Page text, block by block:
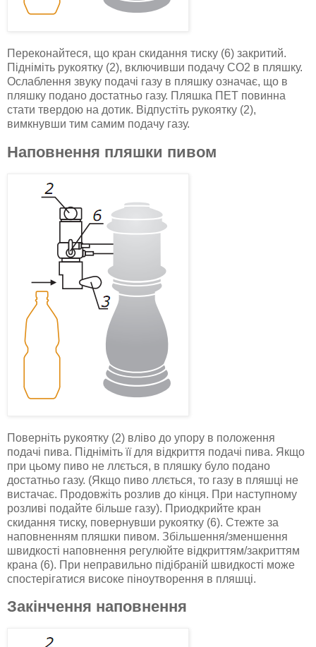
Переконайтеся, що кран скидання тиску (6) закритий.
Підніміть рукоятку (2), включивши подачу CO2 в пляшку.
Ослаблення звуку подачі газу в пляшку означає, що в
пляшку подано достатньо газу. Пляшка ПЕТ повинна
стати твердою на дотик. Відпустіть рукоятку (2),
вимкнувши тим самим подачу газу.
Наповнення пляшки пивом
Поверніть рукоятку (2) вліво до упору в положення
подачі пива. Підніміть її для відкриття подачі пива. Якщо
при цьому пиво не ллється, в пляшку було подано
достатньо газу. (Якщо пиво ллється, то газу в пляшці не
вистачає. Продовжіть розлив до кінця. При наступному
розливі подайте більше газу). Приодкрийте кран
скидання тиску, повернувши рукоятку (6). Стежте за
наповненням пляшки пивом. Збільшення/зменшення
швидкості наповнення регулюйте відкриттям/закриттям
крана (6). При неправильно підібраній швидкості може
спостерігатися високе піноутворення в пляшці.
Закінчення наповнення